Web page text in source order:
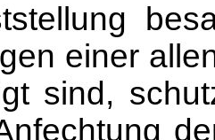
einer
sind,